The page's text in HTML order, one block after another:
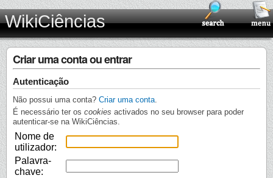
WikiCiências
Criar uma conta ou entrar
Autenticação
Não possui uma conta? Criar uma conta
É necessário ter os cookies activados no seu browser para poder
autenticar-se na WikiCiências.
Nome de
utilizador:
Palavra-
chave: